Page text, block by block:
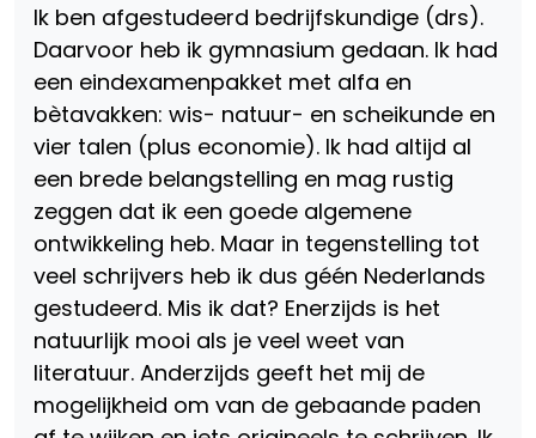
Ik ben afgestudeerd bedrijfskundige (drs).
Daarvoor heb ik gymnasium gedaan. Ik had
een eindexamenpakket met alfa en
bètavakken: wis- natuur- en scheikunde en
vier talen (plus economie). Ik had altijd al
een brede belangstelling en mag rustig
zeggen dat ik een goede algemene
ontwikkeling heb. Maar in tegenstelling tot
veel schrijvers heb ik dus géén Nederlands
gestudeerd. Mis ik dat? Enerzijds is het
natuurlijk mooi als je veel weet van
literatuur. Anderzijds geeft het mij de
mogelijkheid om van de gebaande paden